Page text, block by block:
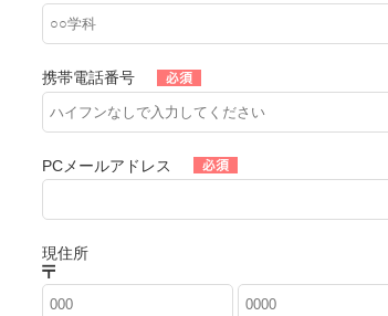
携帯電話番号
PCメールアドレス
現住所